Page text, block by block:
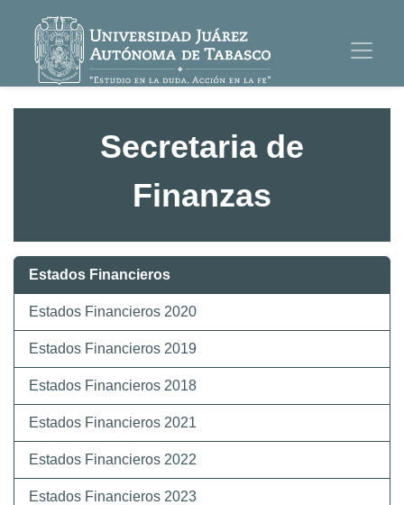
Secretaria de
Finanzas
Estados Financieros
Estados Financieros 2020
Estados Financieros 2019
Estados Financieros 2018
Estados Financieros 2021
Estados Financieros 2022
Estados Financieros 2023